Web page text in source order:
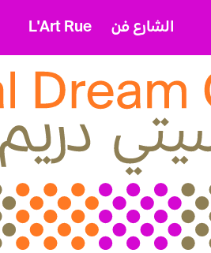
L'Art Rue الشارع فن